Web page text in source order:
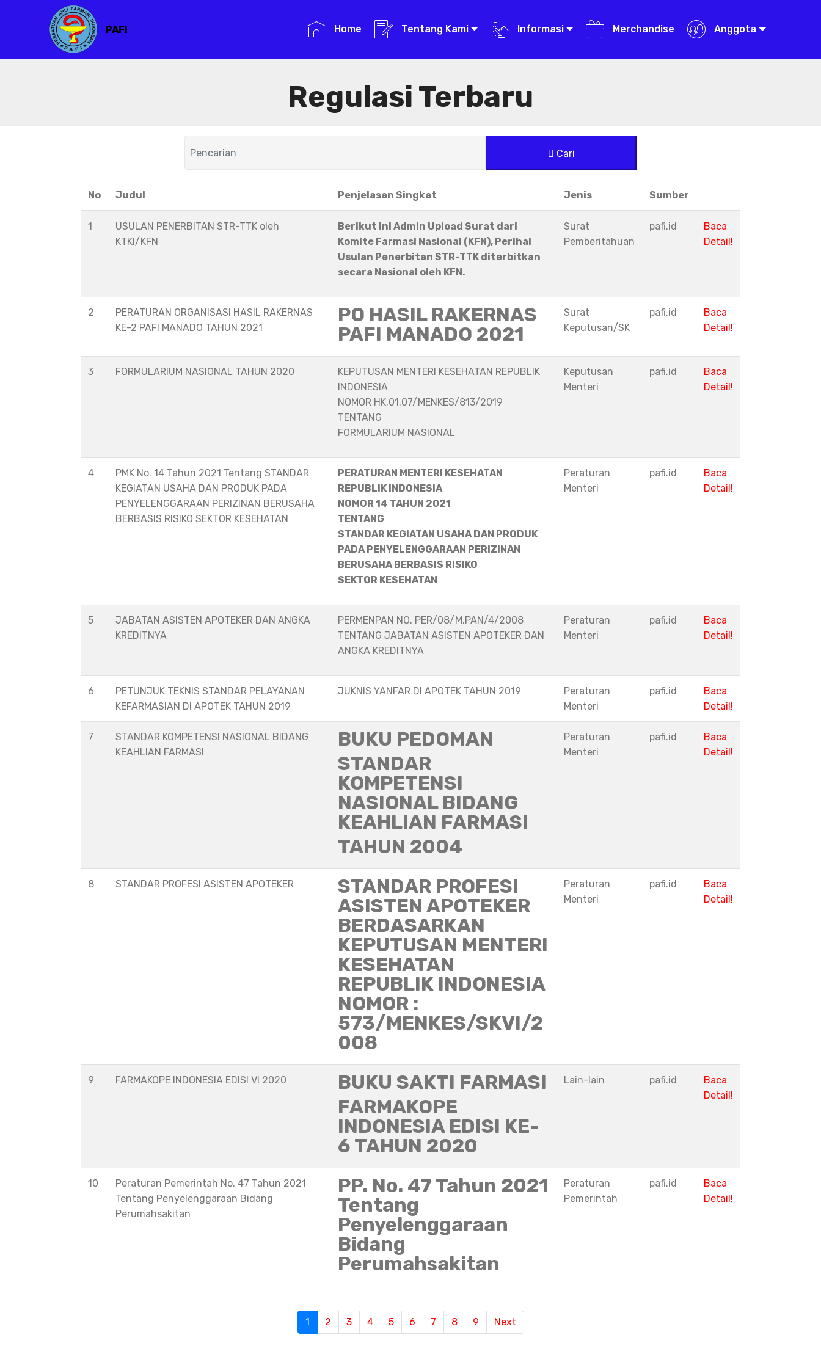
PAFI Home Tentang Kami Informasi Merchandise Anggota
Regulasi Terbaru
Cari
No Judul Penjelasan Singkat Jenis Sumber
1
USULAN PENERBITAN STR-TTK oleh
KTKI/KFN
Berikut ini Admin Upload Surat dari
Komite Farmasi Nasional (KFN), Perihal
Usulan Penerbitan STR-TTK diterbitkan
secara Nasional oleh KFN.
Surat
Pemberitahuan
pafi.id
Baca
Detail!
2
PERATURAN ORGANISASI HASIL RAKERNAS
KE-2 PAFI MANADO TAHUN 2021
PO HASIL RAKERNAS
PAFI MANADO 2021
Surat
Keputusan/SK
pafi.id
Baca
Detail!
3 FORMULARIUM NASIONAL TAHUN 2020
KEPUTUSAN MENTERI KESEHATAN REPUBLIK
INDONESIA
NOMOR HK.01.07/MENKES/813/2019
TENTANG
FORMULARIUM NASIONAL
Keputusan
Menteri
pafi.id
Baca
Detail!
4
PMK No. 14 Tahun 2021 Tentang STANDAR
KEGIATAN USAHA DAN PRODUK PADA
PENYELENGGARAAN PERIZINAN BERUSAHA
BERBASIS RISIKO SEKTOR KESEHATAN
PERATURAN MENTERI KESEHATAN
REPUBLIK INDONESIA
NOMOR 14 TAHUN 2021
TENTANG
STANDAR KEGIATAN USAHA DAN PRODUK
PADA PENYELENGGARAAN PERIZINAN
BERUSAHA BERBASIS RISIKO
SEKTOR KESEHATAN
Peraturan
Menteri
pafi.id
Baca
Detail!
5
JABATAN ASISTEN APOTEKER DAN ANGKA
KREDITNYA
PERMENPAN NO. PER/08/M.PAN/4/2008
TENTANG JABATAN ASISTEN APOTEKER DAN
ANGKA KREDITNYA
Peraturan
Menteri
pafi.id
Baca
Detail!
6
PETUNJUK TEKNIS STANDAR PELAYANAN
KEFARMASIAN DI APOTEK TAHUN 2019
JUKNIS YANFAR DI APOTEK TAHUN 2019
Peraturan
Menteri
pafi.id
Baca
Detail!
7
STANDAR KOMPETENSI NASIONAL BIDANG
KEAHLIAN FARMASI
BUKU PEDOMAN
STANDAR
KOMPETENSI
NASIONAL BIDANG
KEAHLIAN FARMASI
TAHUN 2004
Peraturan
Menteri
pafi.id
Baca
Detail!
8 STANDAR PROFESI ASISTEN APOTEKER
STANDAR PROFESI
ASISTEN APOTEKER
BERDASARKAN
KEPUTUSAN MENTERI
KESEHATAN
REPUBLIK INDONESIA
NOMOR :
573/MENKES/SKVI/2
008
Peraturan
Menteri
pafi.id
Baca
Detail!
9 FARMAKOPE INDONESIA EDISI VI 2020
BUKU SAKTI FARMASI
FARMAKOPE
INDONESIA EDISI KE-
6 TAHUN 2020
Lain-lain pafi.id
Baca
Detail!
10
Peraturan Pemerintah No. 47 Tahun 2021
Tentang Penyelenggaraan Bidang
Perumahsakitan
PP. No. 47 Tahun 2021
Tentang
Penyelenggaraan
Bidang
Perumahsakitan
Peraturan
Pemerintah
pafi.id
Baca
Detail!
1 (current)
2 3 4 5 6 7 8 9 Next
S